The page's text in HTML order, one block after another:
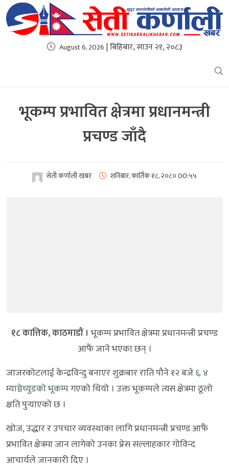
August 6, 2026 | बिहिबार, साउन २१, २०८३
भूकम्प प्रभावित क्षेत्रमा प्रधानमन्त्री
प्रचण्ड जाँदै
सेती कर्णाली खबर शनिबार, कार्तिक १८, २०८०00:५५
१८ कात्तिक, काठमाडौं । भूकम्प प्रभावित क्षेत्रमा प्रधानमन्त्री प्रचण्ड
आफैं जाने भएका छन् ।
जाजरकोटलाई केन्द्रविन्दु बनाएर शुक्रबार राति पौने १२ बजे६. ४
म्याग्नेच्युडको भूकम्पगएको थियो । उक्त भूकम्पले त्यस क्षेत्रमा ठूलो
क्षति पुर्‍याएको छ ।
खोज, उद्धार र उपचार व्यवस्थाका लागि प्रधानमन्त्री प्रचण्ड आफैं
प्रभावित क्षेत्रमा जान लागेको उनका प्रेस सल्लाहकार गोविन्द
आचार्यले जानकारी दिए ।